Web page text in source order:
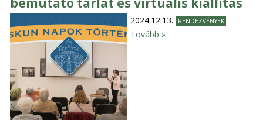
2024.12.13. RENDEZVÉNYEK
Tovább »